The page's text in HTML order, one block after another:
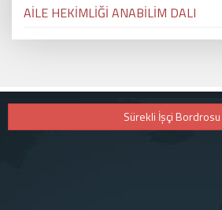
AİLE HEKİMLİĞİ ANABİLİM DALI
Sürekli İşçi Bordrosu